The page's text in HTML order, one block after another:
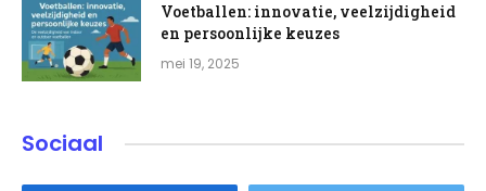
Voetballen: innovatie, veelzijdigheid
en persoonlijke keuzes
mei 19, 2025
Sociaal